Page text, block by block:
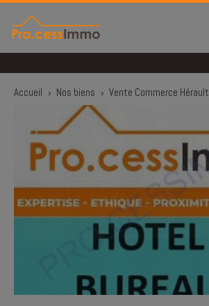
Accueil › Nos biens › Vente Commerce Hérault
Panneau de gestion des cookies